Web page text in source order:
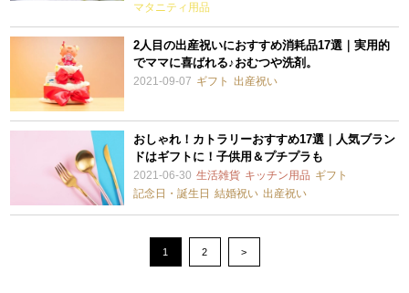
マタニティ用品
2人目の出産祝いにおすすめ消耗品17選｜実用的
でママに喜ばれる♪おむつや洗剤。
2021-09-07 ギフト 出産祝い
おしゃれ！カトラリーおすすめ17選｜人気ブラン
ドはギフトに！子供用＆プチプラも
2021-06-30 生活雑貨 キッチン用品 ギフト
記念日・誕生日 結婚祝い 出産祝い
1 2 >